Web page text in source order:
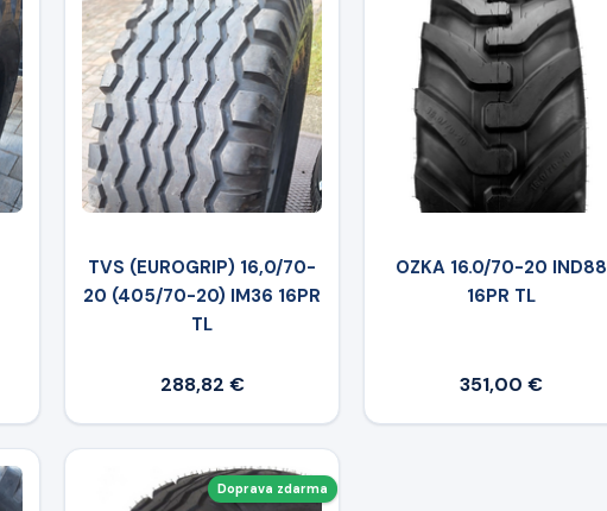
TVS (EUROGRIP) 16,0/70-
20 (405/70-20) IM36 16PR
TL
288,82 €
OZKA 16.0/70-20 IND88
16PR TL
351,00 €
Doprava zdarma